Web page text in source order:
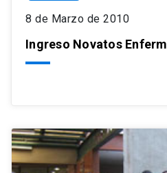
8 de Marzo de 2010
Ingreso Novatos